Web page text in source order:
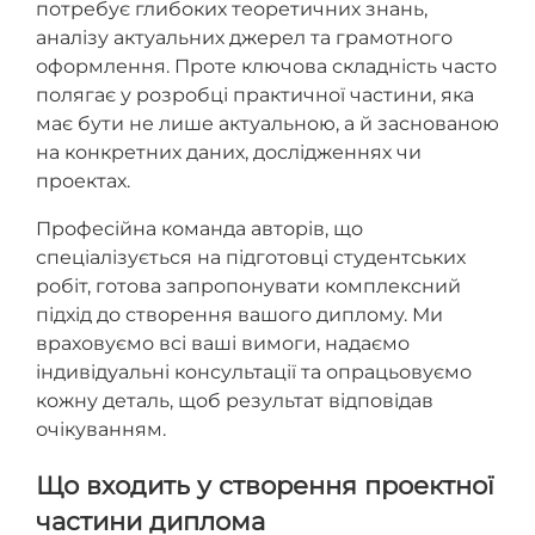
потребує глибоких теоретичних знань,
аналізу актуальних джерел та грамотного
оформлення. Проте ключова складність часто
полягає у розробці практичної частини, яка
має бути не лише актуальною, а й заснованою
на конкретних даних, дослідженнях чи
проектах.
Професійна команда авторів, що
спеціалізується на підготовці студентських
робіт, готова запропонувати комплексний
підхід до створення вашого диплому. Ми
враховуємо всі ваші вимоги, надаємо
індивідуальні консультації та опрацьовуємо
кожну деталь, щоб результат відповідав
очікуванням.
Що входить у створення проектної
частини диплома